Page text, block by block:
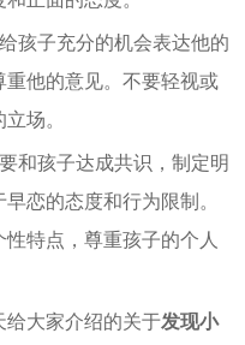
孩子充分的机会表达他的
他的意见。不要轻视或
场。
和孩子达成共识，制定明
恋的态度和行为限制。
特点，尊重孩子的个人
给大家介绍的关于发现小